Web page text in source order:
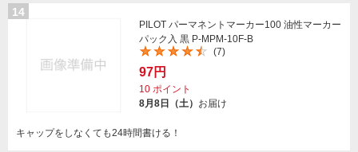
14
PILOT パーマネントマーカー100 油性マーカー
パック入 黒 P-MPM-10F-B
(7)
97円
10 ポイント
8月8日（土） お届け
キャップをしなくても24時間書ける！